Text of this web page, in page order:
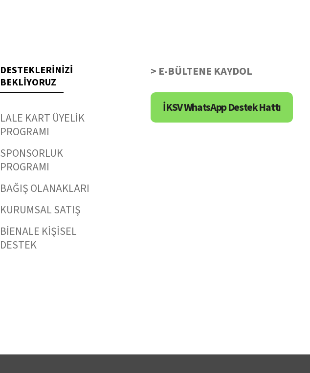
DESTEKLERİNİZİ
BEKLİYORUZ
LALE KART ÜYELİK
PROGRAMI
SPONSORLUK
PROGRAMI
BAĞIŞ OLANAKLARI
KURUMSAL SATIŞ
BİENALE KİŞİSEL
DESTEK
> E-BÜLTENE KAYDOL
İKSV WhatsApp Destek Hattı